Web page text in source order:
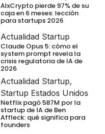
AIxCrypto pierde 97% de su
caja en 6 meses: lección
para startups 2026
Actualidad Startup
Claude Opus 5: cómo el
system prompt revela la
crisis regulatoria de IA de
2026
Actualidad Startup,
Startup Estados Unidos
Netflix pagó 587M por la
startup de IA de Ben
Affleck: qué significa para
founders